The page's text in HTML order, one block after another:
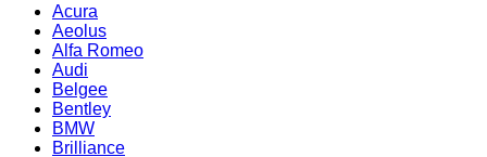
Acura
Aeolus
Alfa Romeo
Audi
Belgee
Bentley
BMW
Brilliance